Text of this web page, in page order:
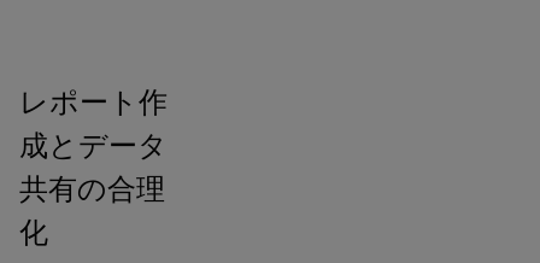
レポート作
成とデータ
共有の合理
化